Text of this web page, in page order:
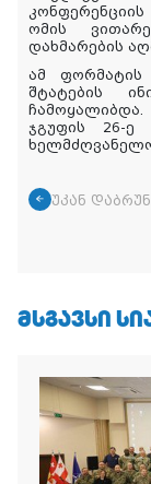
ომის
დახმარების
ამ ფორმატის
შტატების
ჯგუფის 26-ე
უკან
ᲛᲡᲒᲐᲕᲡᲘ